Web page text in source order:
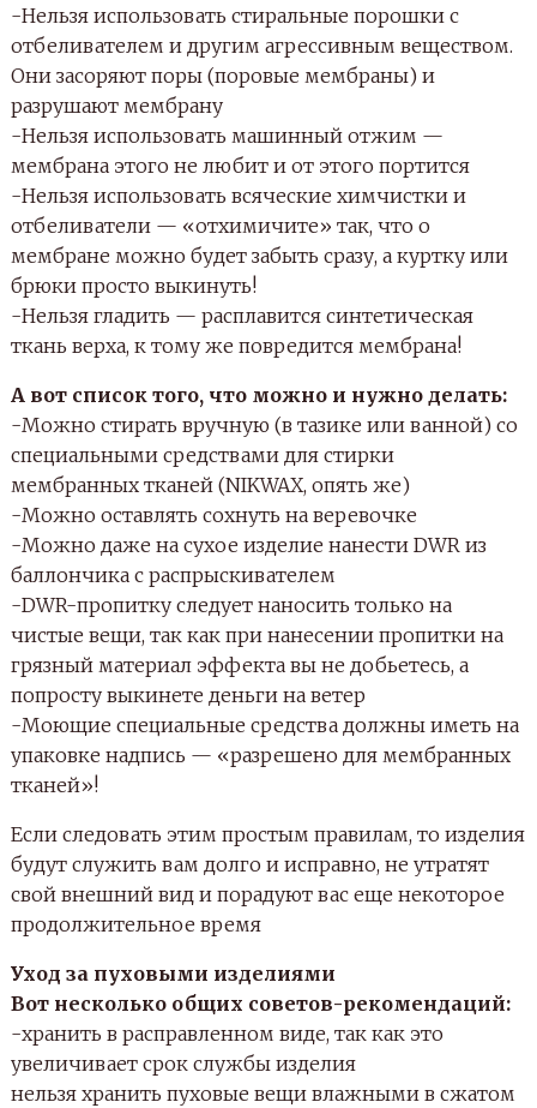
-Нельзя использовать стиральные порошки с
отбеливателем и другим агрессивным веществом.
Они засоряют поры (поровые мембраны) и
разрушают мембрану
-Нельзя использовать машинный отжим —
мембрана этого не любит и от этого портится
-Нельзя использовать всяческие химчистки и
отбеливатели — «отхимичите» так, что о
мембране можно будет забыть сразу, а куртку или
брюки просто выкинуть!
-Нельзя гладить — расплавится синтетическая
ткань верха, к тому же повредится мембрана!
А вот список того, что можно и нужно делать:
-Можно стирать вручную (в тазике или ванной) со
специальными средствами для стирки
мембранных тканей (NIKWAX, опять же)
-Можно оставлять сохнуть на веревочке
-Можно даже на сухое изделие нанести DWR из
баллончика с распрыскивателем
-DWR-пропитку следует наносить только на
чистые вещи, так как при нанесении пропитки на
грязный материал эффекта вы не добьетесь, а
попросту выкинете деньги на ветер
-Моющие специальные средства должны иметь на
упаковке надпись — «разрешено для мембранных
тканей»!
Если следовать этим простым правилам, то изделия
будут служить вам долго и исправно, не утратят
свой внешний вид и порадуют вас еще некоторое
продолжительное время
Уход за пуховыми изделиями
Вот несколько общих советов-рекомендаций:
-хранить в расправленном виде, так как это
увеличивает срок службы изделия
нельзя хранить пуховые вещи влажными в сжатом